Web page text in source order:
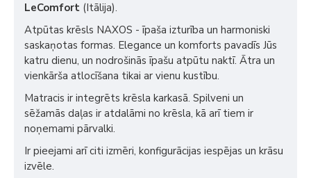
LeComfort (Itālija).
Atpūtas krēsls NAXOS - īpaša izturība un harmoniski
saskaņotas formas. Elegance un komforts pavadīs Jūs
katru dienu, un nodrošinās īpašu atpūtu naktī. Ātra un
vienkārša atlocīšana tikai ar vienu kustību.
Matracis ir integrēts krēsla karkasā. Spilveni un
sēžamās daļas ir atdalāmi no krēsla, kā arī tiem ir
noņemami pārvalki.
Ir pieejami arī citi izmēri, konfigurācijas iespējas un krāsu
izvēle.